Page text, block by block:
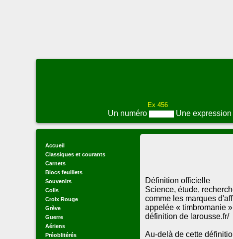
Ex 456
Un numéro Une expression
Accueil
Classiques et courants
Carnets
Blocs feuillets
Souvenirs
Colis
Croix Rouge
Grève
Guerre
Aériens
Préoblitérés
Définition officielle
Science, étude,
comme les marques
appelée « timbromanie
définition de larousse.fr/
Au-delà de cette